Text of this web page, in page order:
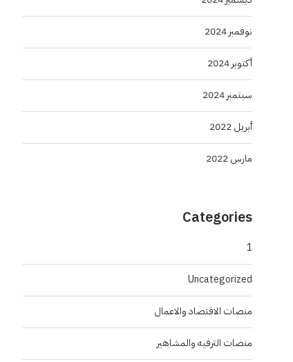
نوفمبر 2024
أكتوبر 2024
سبتمبر 2024
أبريل 2022
مارس 2022
Categories
1
Uncategorized
منصات الاقتصاد والاعمال
منصات الترفيه والمشاهير